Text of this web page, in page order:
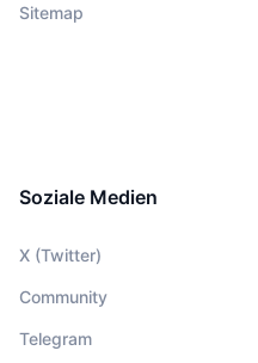
Sitemap
Soziale Medien
X (Twitter)
Community
Telegram